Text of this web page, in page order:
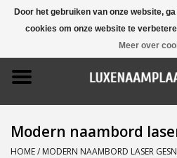
Home
Promoties
Naamborden
Modern naambord
HOME/ MODERN NAAMBORD LASER
Door het gebruiken van onze website,
cookies om onze website te
Meer over